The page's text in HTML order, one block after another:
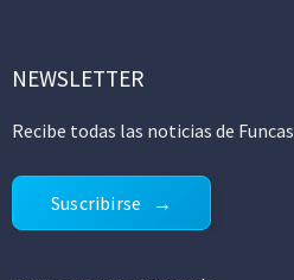
NEWSLETTER
Recibe todas las noticias de Funcas
Suscribirse